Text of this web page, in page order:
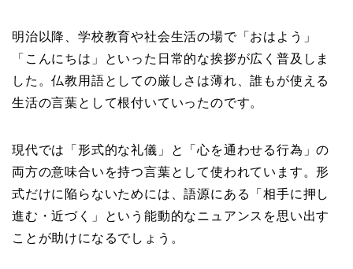
明治以降、学校教育や社会生活の場で「おはよう」
「こんにちは」といった日常的な挨拶が広く普及しま
した。仏教用語としての厳しさは薄れ、誰もが使える
生活の言葉として根付いていったのです。
現代では「形式的な礼儀」と「心を通わせる行為」の
両方の意味合いを持つ言葉として使われています。形
式だけに陥らないためには、語源にある「相手に押し
進む・近づく」という能動的なニュアンスを思い出す
ことが助けになるでしょう。